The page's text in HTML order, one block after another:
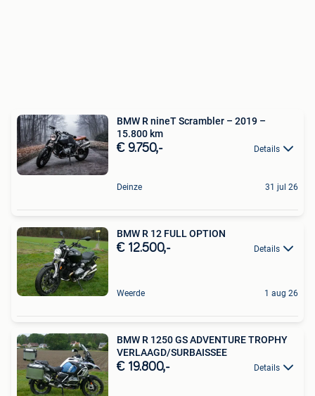
BMW R nineT Scrambler – 2019 –
15.800 km
€ 9.750,- Details
Deinze 31 jul 26
BMW R 12 FULL OPTION
€ 12.500,- Details
Weerde 1 aug 26
BMW R 1250 GS ADVENTURE TROPHY
VERLAAGD/SURBAISSEE
€ 19.800,- Details